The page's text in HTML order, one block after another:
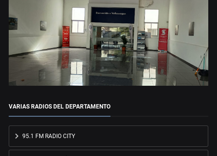
VARIAS RADIOS DEL DEPARTAMENTO
95.1 FM RADIO CITY